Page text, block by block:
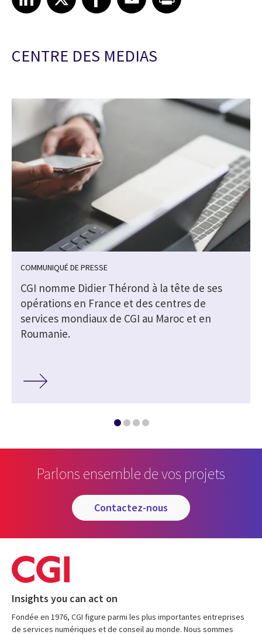
CENTRE DES MEDIAS
COMMUNIQUÉ DE PRESSE
CGI nomme Didier Thérond à la tête de ses
opérations en France et des centres de
services mondiaux de CGI au Maroc et en
Roumanie.
Parlons ensemble de vos projets
contactez-nous
Insights you can act on
Fondée en 1976, CGI figure parmi les plus importantes entreprises
de services numériques et de conseil au monde. Nous sommes